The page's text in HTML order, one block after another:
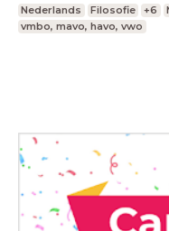
Nederlands Filosofie +6
vmbo, mavo, havo, vwo